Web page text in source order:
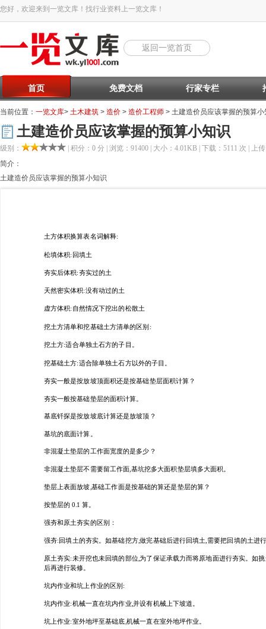
您好，欢迎来到一览文库！找行业资料上一览文库！
返回一览首页
首页 免费文档 行家专栏
当前位置： 一览文库> 土木建筑 > 造价 > 造价工程师 > 土建造价员应该掌握的预算小
土建造价员应该掌握的预算小知识
级别：
| 积分：0 分 | 浏览：91400 | 大小：4.01KB | 下载：5111 次 | 上
简介：
土建造价员应该掌握的预算小知识